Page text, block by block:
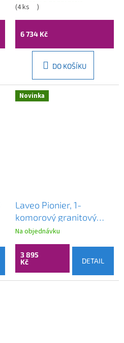
komorový
1160x500x224 mm, bílá,
ocelová, ZQN_A213
(4 ks )
6 734 Kč
DO KOŠÍKU
Novinka
Laveo Pionier, 1-
komorový granitový
dřez 780x500x207 s
krátkým odkapávačem,
bílá, LAV-SBR_613T
Na objednávku
3 895
Kč
DETAIL